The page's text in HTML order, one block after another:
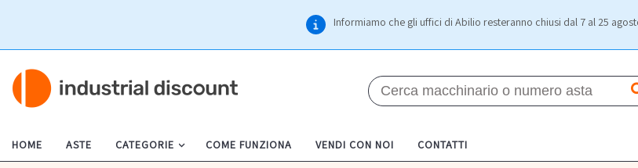
Informiamo che gli uffici di Abilio resteranno chiusi dal 7 al 25
HOME ASTE CATEGORIE COME FUNZIONA VENDI CON NOI CONTATTI